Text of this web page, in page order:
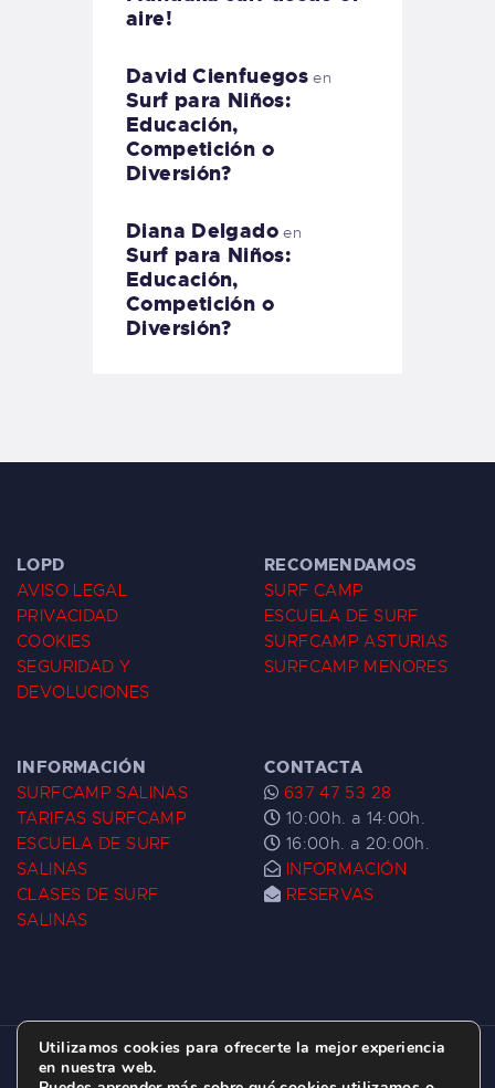
aire!
David Cienfuegos en
Surf para Niños:
Educación,
Competición o
Diversión?
Diana Delgadoen
Surf para Niños:
Educación,
Competición o
Diversión?
LOPD
AVISO LEGAL
PRIVACIDAD
COOKIES
SEGURIDAD Y
DEVOLUCIONES
RECOMENDAMOS
SURF CAMP
ESCUELA DE SURF
SURFCAMP ASTURIAS
SURFCAMP MENORES
INFORMACIÓN
SURFCAMP SALINAS
TARIFAS SURFCAMP
ESCUELA DE SURF
SALINAS
CLASES DE SURF
SALINAS
CONTACTA
637 47 53 28
10:00h. a 14:00h.
16:00h. a 20:00h.
INFORMACIÓN
RESERVAS
ESCUELA DE SURF LAS DUNAS ©
2026.
Utilizamos cookies para ofrecerte la mejor experiencia
en nuestra web.